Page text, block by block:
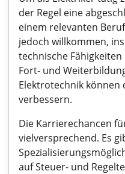
der Regel eine
einem relevanten
jedoch willkommen,
technische
Fort- und
Elektrotechnik können
verbessern.
Die Karrierechancen
vielversprechend. Es
auf Steuer- und